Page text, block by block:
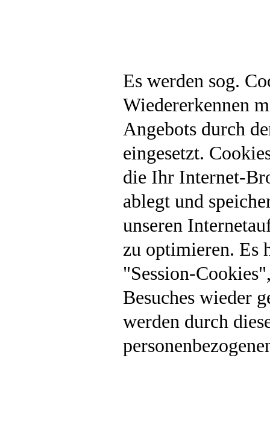
Es werden sog.
Wiedererkennen
Angebots durch
eingesetzt.
die Ihr Internet-
ablegt und
unseren
zu optimieren. Es
"Session-
Besuches wieder
werden durch